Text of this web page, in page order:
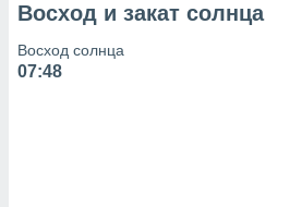
Восход и закат солнца
Восход солнца
07:48